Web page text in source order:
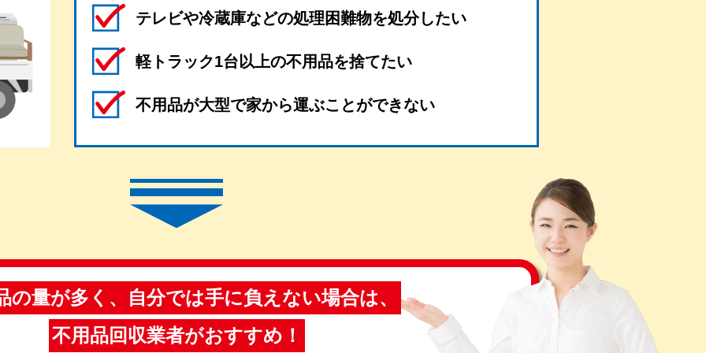
テレビや冷蔵庫などの処理困難物を処分したい
軽トラック1台以上の不用品を捨てたい
不用品が大型で家から運ぶことができない
の量が多く、自分では手に負えない場合は、
不用品回収業者がおすすめ！